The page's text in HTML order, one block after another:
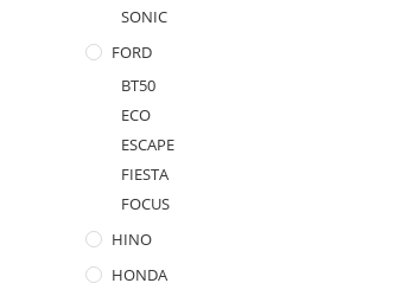
SONIC
FORD
BT50
ECO
ESCAPE
FIESTA
FOCUS
HINO
HONDA